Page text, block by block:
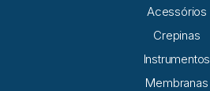
Acessórios
Crepinas
Instrumentos
Membranas